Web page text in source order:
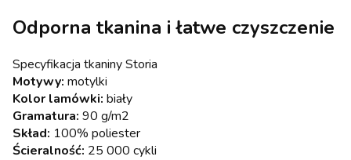
Odporna tkanina i łatwe czyszczenie
Specyfikacja tkaniny Storia
Motywy: motylki
Kolor lamówki: biały
Gramatura: 90 g/m2
Skład: 100% poliester
Ścieralność: 25 000 cykli